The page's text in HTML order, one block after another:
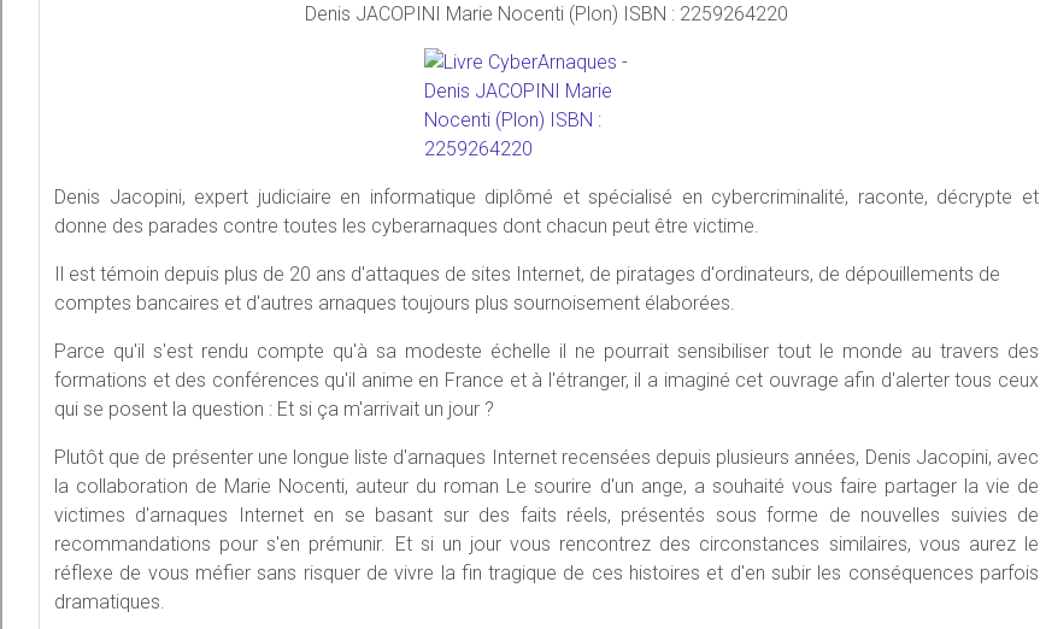
Denis JACOPINI Marie Nocenti (Plon) ISBN : 2259264220
Denis Jacopini, expert judiciaire en informatique diplômé et spécialisé en cybercriminalité, raconte, décrypte et
donne des parades contre toutes les cyberarnaques dont chacun peut être victime.
Il est témoin depuis plus de 20 ans d'attaques de sites Internet, de piratages d'ordinateurs, de dépouillements de
comptes bancaires et d'autres arnaques toujours plus sournoisement élaborées.
Parce qu'il s'est rendu compte qu'à sa modeste échelle il ne pourrait sensibiliser tout le monde au travers des
formations et des conférences qu'il anime en France et à l'étranger, il a imaginé cet ouvrage afin d'alerter tous ceux
qui se posent la question : Et si ça m'arrivait un jour ?
Plutôt que de présenter une longue liste d'arnaques Internet recensées depuis plusieurs années, Denis Jacopini, avec
la collaboration de Marie Nocenti, auteur du roman Le sourire d'un ange, a souhaité vous faire partager la vie de
victimes d'arnaques Internet en se basant sur des faits réels, présentés sous forme de nouvelles suivies de
recommandations pour s'en prémunir. Et si un jour vous rencontrez des circonstances similaires, vous aurez le
réflexe de vous méfier sans risquer de vivre la fin tragique de ces histoires et d'en subir les conséquences parfois
dramatiques.